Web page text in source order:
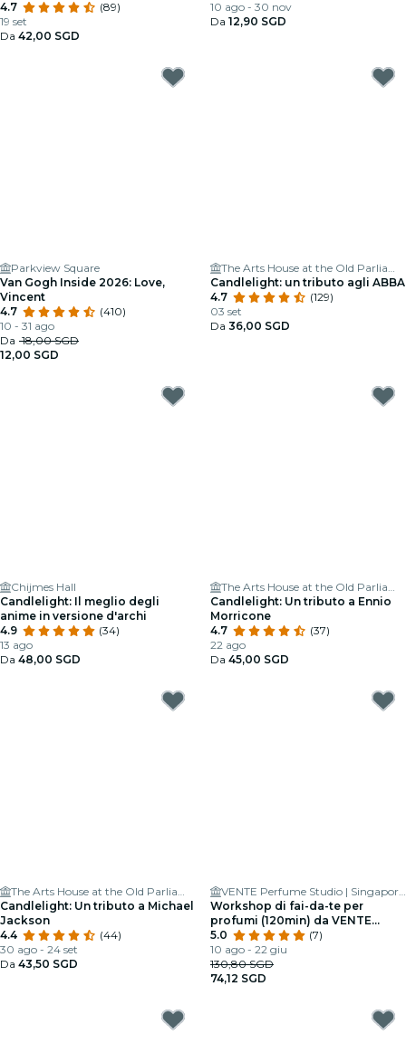
tempo
4.7
(89)
19 set
Da 42,00 SGD
10 ago - 30 nov
Da 12,90 SGD
Parkview Square
Van Gogh Inside 2026: Love,
Vincent
4.7
(410)
10 - 31 ago
Da 18,00 SGD
12,00 SGD
The Arts House at the Old Parliament
Candlelight: un tributo agli ABBA
4.7
(129)
03 set
Da 36,00 SGD
Chijmes Hall
Candlelight: Il meglio degli
anime in versione d'archi
4.9
(34)
13 ago
Da 48,00 SGD
The Arts House at the Old Parliament
Candlelight: Un tributo a Ennio
Morricone
4.7
(37)
22 ago
Da 45,00 SGD
The Arts House at the Old Parliament
Candlelight: Un tributo a Michael
Jackson
4.4
(44)
30 ago - 24 set
Da 43,50 SGD
VENTE Perfume Studio | Singapore Perfume Workshop | Reed Diffuser | Room Spray | Essential Oil | Corporate Gift
Workshop di fai-da-te per
profumi (120min) da VENTE
Perfume Studio
5.0
(7)
10 ago - 22 giu
130,80 SGD
74,12 SGD